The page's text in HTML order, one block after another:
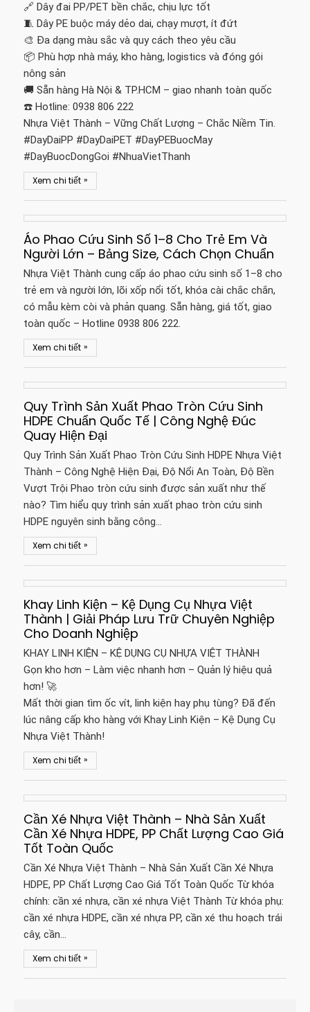
🔗 Dây đai PP/PET bền chắc, chịu lực tốt
🧵 Dây PE buộc máy dẻo dai, chạy mượt, ít đứt
🎨 Đa dạng màu sắc và quy cách theo yêu cầu
📦 Phù hợp nhà máy, kho hàng, logistics và đóng gói
nông sản
🚚 Sẵn hàng Hà Nội & TP.HCM – giao nhanh toàn quốc
☎️ Hotline: 0938 806 222
Nhựa Việt Thành – Vững Chất Lượng – Chắc Niềm Tin.
#DayDaiPP #DayDaiPET #DayPEBuocMay
#DayBuocDongGoi #NhuaVietThanh
Xem chi tiết »
Áo Phao Cứu Sinh Số 1–8 Cho Trẻ Em Và
Người Lớn – Bảng Size, Cách Chọn Chuẩn
Nhựa Việt Thành cung cấp áo phao cứu sinh số 1–8 cho
trẻ em và người lớn, lõi xốp nổi tốt, khóa cài chắc chắn,
có mẫu kèm còi và phản quang. Sẵn hàng, giá tốt, giao
toàn quốc – Hotline 0938 806 222.
Xem chi tiết »
Quy Trình Sản Xuất Phao Tròn Cứu Sinh
HDPE Chuẩn Quốc Tế | Công Nghệ Đúc
Quay Hiện Đại
Quy Trình Sản Xuất Phao Tròn Cứu Sinh HDPE Nhựa Việt
Thành – Công Nghệ Hiện Đại, Độ Nổi An Toàn, Độ Bền
Vượt Trội Phao tròn cứu sinh được sản xuất như thế
nào? Tìm hiểu quy trình sản xuất phao tròn cứu sinh
HDPE nguyên sinh bằng công…
Xem chi tiết »
Khay Linh Kiện – Kệ Dụng Cụ Nhựa Việt
Thành | Giải Pháp Lưu Trữ Chuyên Nghiệp
Cho Doanh Nghiệp
KHAY LINH KIỆN – KỆ DỤNG CỤ NHỰA VIỆT THÀNH
Gọn kho hơn – Làm việc nhanh hơn – Quản lý hiệu quả
hơn! 🚀
Mất thời gian tìm ốc vít, linh kiện hay phụ tùng? Đã đến
lúc nâng cấp kho hàng với Khay Linh Kiện – Kệ Dụng Cụ
Nhựa Việt Thành!
Xem chi tiết »
Cần Xé Nhựa Việt Thành – Nhà Sản Xuất
Cần Xé Nhựa HDPE, PP Chất Lượng Cao Giá
Tốt Toàn Quốc
Cần Xé Nhựa Việt Thành – Nhà Sản Xuất Cần Xé Nhựa
HDPE, PP Chất Lượng Cao Giá Tốt Toàn Quốc Từ khóa
chính: cần xé nhựa, cần xé nhựa Việt Thành Từ khóa phụ:
cần xé nhựa HDPE, cần xé nhựa PP, cần xé thu hoạch trái
cây, cần…
Xem chi tiết »